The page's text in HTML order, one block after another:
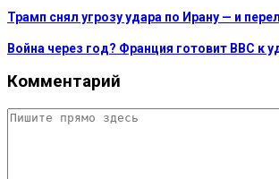
Трамп снял угрозу удара по Ирану — и
Война через год? Франция готовит ВВС к
Комментарий